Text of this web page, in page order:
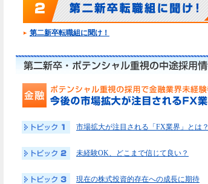
第二新卒転職組に聞け！
市場拡大が注目される「FX業界」とは？
未経験OK、どこまで信じて良い？
現在の株式投資的存在への成長に期待